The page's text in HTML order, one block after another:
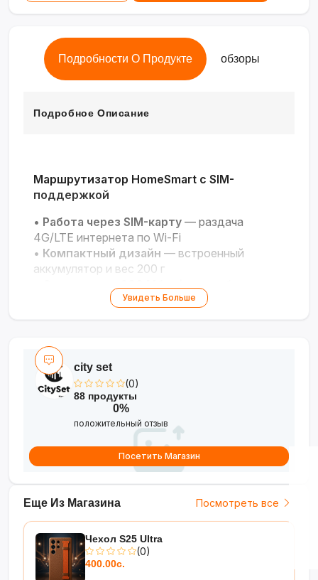
Подробности О Продукте обзоры
Подробное Описание
Маршрутизатор HomeSmart с SIM-
поддержкой
• Работа через SIM-карту — раздача
4G/LTE интернета по Wi-Fi
• Компактный дизайн — встроенный
аккумулятор и вес 200 г
подключение устройств
Увидеть Больше
Еще Из Магазина Посмотреть все
Чехол S25 Ultra
(0)
400.00с.
city set
(0)
88 продукты
0%
положительный отзыв
Посетить Магазин